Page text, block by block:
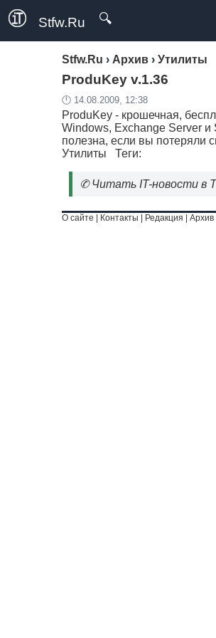
Stfw.Ru 🔍
Stfw.Ru › Архив › Утилиты
ProduKey v.1.36
🕛 14.08.2009, 12:38
ProduKey - крошечная,
Windows, Exchange Server
полезна, если вы потеряли
Утилиты Теги:
✆Читать IT-новости в
О сайте Контакты Редакция Архив